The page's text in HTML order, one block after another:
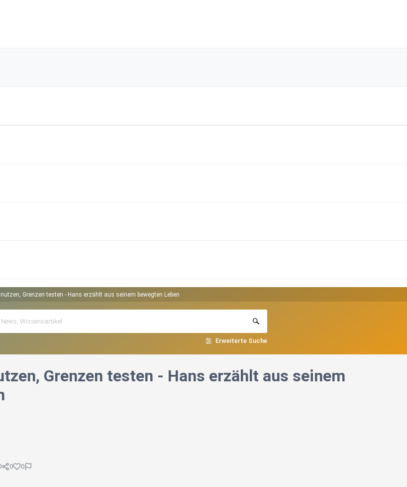
Grenzen testen - Hans erzählt aus seinem bewegten Leben
Erweiterte Suche
Grenzen testen - Hans erzählt aus seinem
0 0